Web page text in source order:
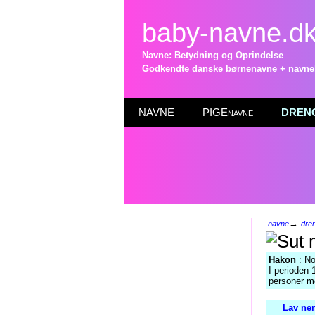
baby-
Navne: Betydning og Oprindelse
Godkendte danske børnenavne +
NAVNE PIGEnavne
navne→
Hakon :
I
personer
Lav